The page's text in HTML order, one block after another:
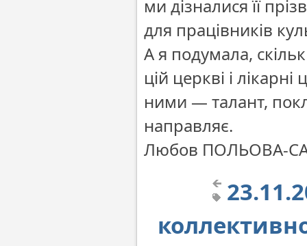
ми дізналися її
для працівників
А я подумала,
цій церкві і
ними — талант,
направляє.
Любов ПОЛЬОВА-